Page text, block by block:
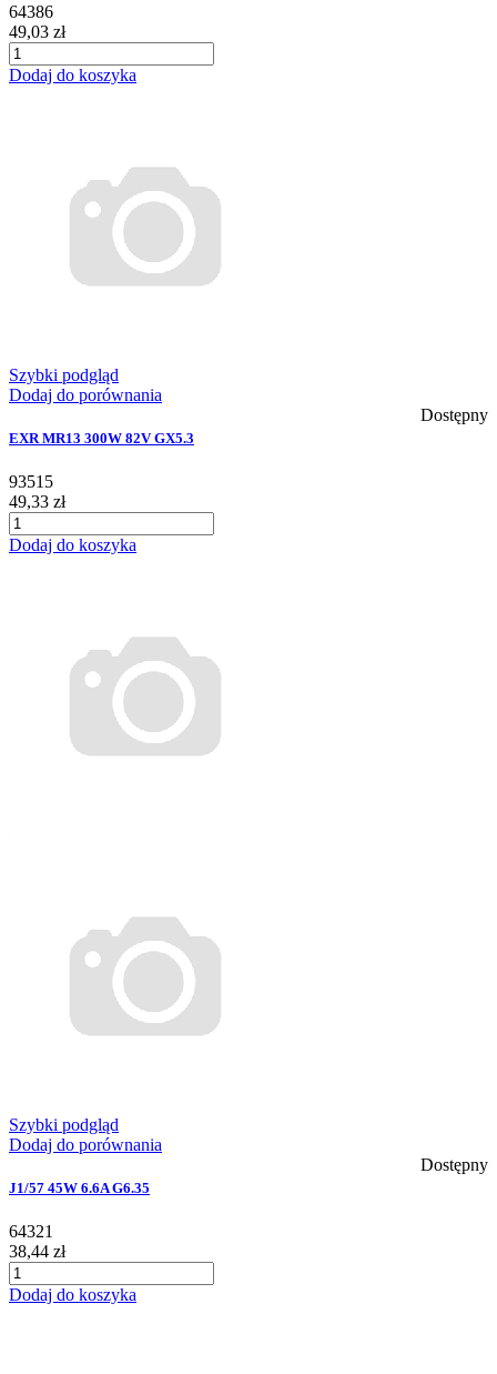
64386
49,03 zł
Dodaj do koszyka
Szybki podgląd
Dodaj do porównania
Dostępny
EXR MR13 300W 82V GX5.3
93515
49,33 zł
Dodaj do koszyka
Szybki podgląd
Dodaj do porównania
Dostępny
J1/57 45W 6.6A G6.35
64321
38,44 zł
Dodaj do koszyka